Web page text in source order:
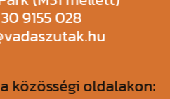
9155 028
közösségi oldalakon: